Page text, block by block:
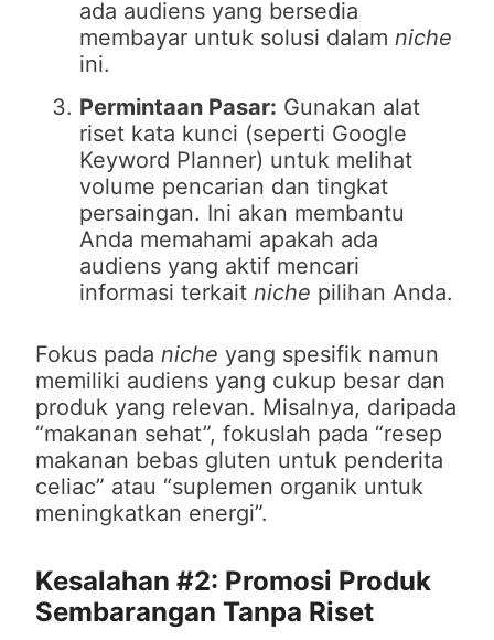
ada audiens yang bersedia
membayar untuk solusi dalam niche
ini.
Permintaan Pasar: Gunakan alat
riset kata kunci (seperti Google
Keyword Planner) untuk melihat
volume pencarian dan tingkat
persaingan. Ini akan membantu
Anda memahami apakah ada
audiens yang aktif mencari
informasi terkait niche pilihan Anda.
Fokus pada niche yang spesifik namun
memiliki audiens yang cukup besar dan
produk yang relevan. Misalnya, daripada
“makanan sehat”, fokuslah pada “resep
makanan bebas gluten untuk penderita
celiac” atau “suplemen organik untuk
meningkatkan energi”.
Kesalahan #2: Promosi Produk
Sembarangan Tanpa Riset